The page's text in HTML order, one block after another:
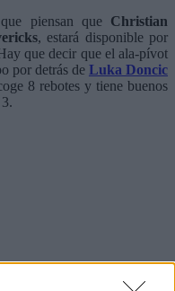
piensan que Christian
, estará disponible por
que decir que el ala-pívot
por detrás de Luka Doncic
8 rebotes y tiene buenos